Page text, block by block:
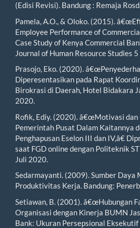
(Edisi Revisi). Bandung : Remaja
Pamela, A.O., & Oloko. (2015).
Employee Performance of
Case Study of Kenya Commercial
Journal of Human Resource Studies 5
Prasojo, Eko. (2020).
Diperesentasikan pada Rapat
Birokrasi di Daerah, Hotel Bidakara
2020.
Rofik, Ediy. (2020). â€œMotivasi dan
Pemerintah Pusat Dalam Kaitannya
Penghapusan Eselon III dan IV,â€
saat FGD online dengan Politeknik
Juli 2020.
Sedarmayanti. (2009). Sumber Daya
Produktivitas Kerja. Bandung:
Setiawan, B. (2001). â€œHubungan
Organisasi dengan Kinerja BUMN
Bank: Ukuran Persepsional Eksekutif